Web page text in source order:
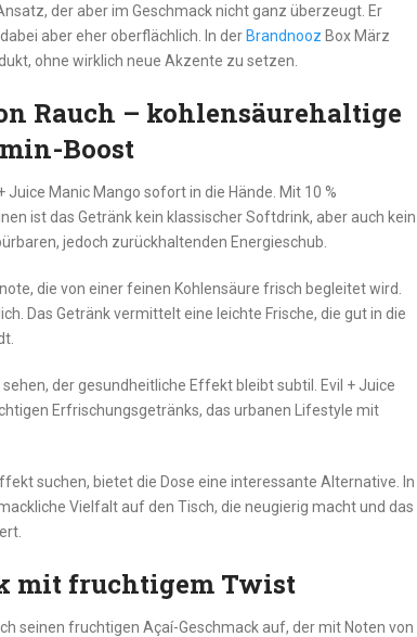
der aber im Geschmack nicht ganz überzeugt. Er
aber eher oberflächlich. In der Brandnooz Box März
ohne wirklich neue Akzente zu setzen.
Rauch – kohlensäurehaltige
Boost
Juice Manic Mango sofort in die Hände. Mit 10 %
ist das Getränk kein klassischer Softdrink, aber auch kein
jedoch zurückhaltenden Energieschub.
die von einer feinen Kohlensäure frisch begleitet wird.
Das Getränk vermittelt eine leichte Frische, die gut in die
der gesundheitliche Effekt bleibt subtil. Evil + Juice
Erfrischungsgetränks, das urbanen Lifestyle mit
suchen, bietet die Dose eine interessante Alternative. In
Vielfalt auf den Tisch, die neugierig macht und das
mit fruchtigem Twist
seinen fruchtigen Açaí-Geschmack auf, der mit Noten von